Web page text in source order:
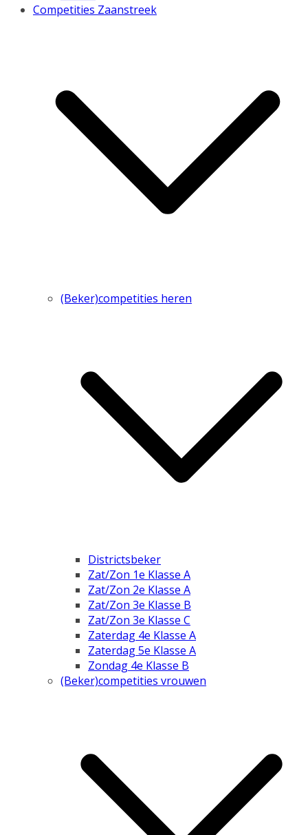
Competities Zaanstreek
(Beker)competities heren
Districtsbeker
Zat/Zon 1e Klasse A
Zat/Zon 2e Klasse A
Zat/Zon 3e Klasse B
Zat/Zon 3e Klasse C
Zaterdag 4e Klasse A
Zaterdag 5e Klasse A
Zondag 4e Klasse B
(Beker)competities vrouwen